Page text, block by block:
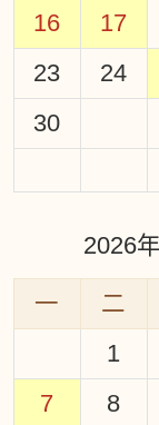
16
17
23
24
30
2026
一 二
1
7
8